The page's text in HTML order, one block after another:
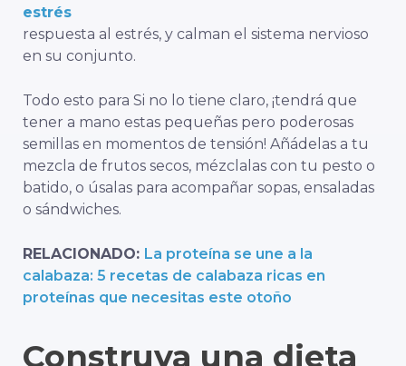
estrés
respuesta al estrés, y calman el sistema nervioso
en su conjunto.
Todo esto para Si no lo tiene claro, ¡tendrá que
tener a mano estas pequeñas pero poderosas
semillas en momentos de tensión! Añádelas a tu
mezcla de frutos secos, mézclalas con tu pesto o
batido, o úsalas para acompañar sopas, ensaladas
o sándwiches.
RELACIONADO: La proteína se une a la
calabaza: 5 recetas de calabaza ricas en
proteínas que necesitas este otoño
Construya una dieta